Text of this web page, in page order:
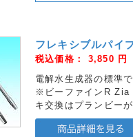
フレキシブルパイ
税込価格： 3,850 円
電解水生成器の標準
※ビーファインR Zia
キ交換はプランビー